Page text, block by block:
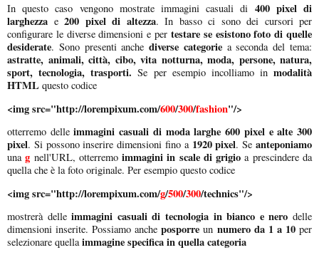
In questo caso vengono mostrate immagini casuali di 400 pixel di
larghezza e200 pixel di altezza. In basso ci sono dei cursori per
configurare le diverse dimensioni e per testare se esistono foto di quelle
desiderate. Sono presenti anchediverse categoriea seconda del tema:
astratte, animali, città, cibo, vita notturna, moda, persone, natura,
sport, tecnologia, trasporti.Se per esempio incolliamo inmodalità
HTML questo codice
<img src="http://lorempixum.com/600/300/fashion"/>
otterremo delleimmagini casuali di moda larghe 600 pixel e alte 300
pixel. Si possono inserire dimensioni fino a 1920 pixel. Seanteponiamo
unag nell'URL, otterremoimmagini in scale di grigio a prescindere da
quella che è la foto originale. Per esempio questo codice
<img src="http://lorempixum.com/g/500/300/technics"/>
mostrerà delleimmagini casuali di tecnologia in bianco e nero delle
dimensioni inserite. Possiamo ancheposporre un numero da 1 a 10per
selezionare quellaimmagine specifica in quella categoria